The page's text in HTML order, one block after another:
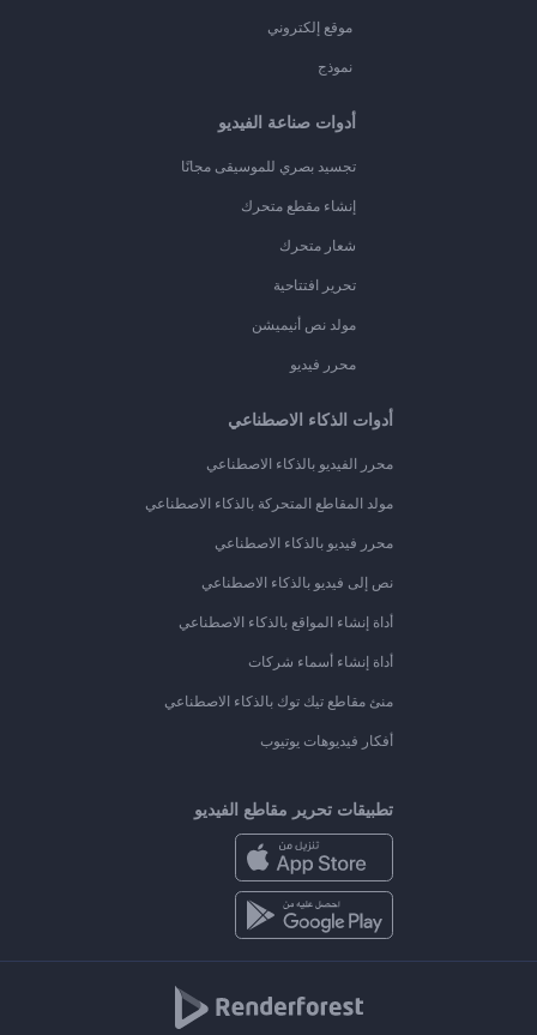
موقع إلكتروني
نموذج
أدوات صناعة الفيديو
تجسيد بصري للموسيقى مجانًا
إنشاء مقطع متحرك
شعار متحرك
تحرير افتتاحية
مولد نص أنيميشن
محرر فيديو
أدوات الذكاء الاصطناعي
محرر الفيديو بالذكاء الاصطناعي
مولد المقاطع المتحركة بالذكاء الاصطناعي
محرر فيديو بالذكاء الاصطناعي
نص إلى فيديو بالذكاء الاصطناعي
أداة إنشاء المواقع بالذكاء الاصطناعي
أداة إنشاء أسماء شركات
منئ مقاطع تيك توك بالذكاء الاصطناعي
أفكار فيديوهات يوتيوب
تطبيقات تحرير مقاطع الفيديو